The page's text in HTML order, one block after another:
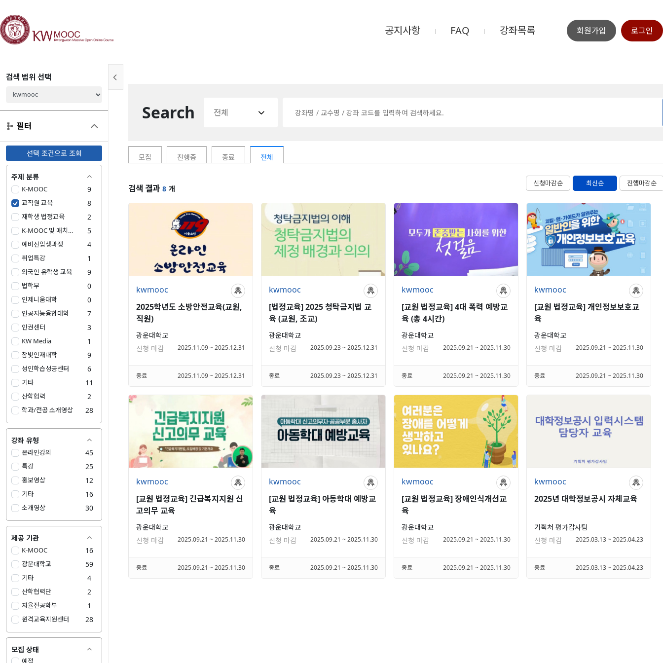
공지사항 FAQ 강좌목록 회원가입 로그인

검색 범위 선택
필터 
선택 조건으로 조회
주제 분류 
K-MOOC 9
교직원 교육 8
재학생 법정교육 2
K-MOOC 및 매치업 강좌 특강 5
예비신입생과정 4
취업특강 1
외국인 유학생 교육 9
법학부 0
인제니움대학 0
인공지능융합대학 7
인권센터 3
KW Media 1
참빛인재대학 9
성인학습성공센터 6
기타 11
산학협력 2
학과/전공 소개영상 28
강좌 유형 
온라인강의 45
특강 25
홍보영상 12
기타 16
소개영상 30
제공 기관 
K-MOOC 16
광운대학교 59
기타 4
산학협력단 2
자율전공학부 1
원격교육지원센터 28
모집 상태 
예정
Search 전체 
모집 진행중 종료 전체
검색 결과 8 개
신청마감순 최신순 진행마감순
kwmooc
2025학년도 소방안전교육(교원,
직원)
광운대학교
신청 마감
2025.11.09 ~ 2025.12.31
종료 2025.11.09 ~ 2025.12.31
kwmooc
[법정교육] 2025 청탁금지법 교
육 (교원, 조교)
광운대학교
신청 마감
2025.09.23 ~ 2025.12.31
종료 2025.09.23 ~ 2025.12.31
kwmooc
[교원 법정교육] 4대 폭력 예방교
육 (총 4시간)
광운대학교
신청 마감
2025.09.21 ~ 2025.11.30
종료 2025.09.21 ~ 2025.11.30
kwmooc
[교원 법정교육] 개인정보보호교
육
광운대학교
신청 마감
2025.09.21 ~ 2025.11.30
종료 2025.09.21 ~ 2025.11.30
kwmooc
[교원 법정교육] 긴급복지지원 신
고의무 교육
광운대학교
신청 마감
2025.09.21 ~ 2025.11.30
종료 2025.09.21 ~ 2025.11.30
kwmooc
[교원 법정교육] 아동학대 예방교
육
광운대학교
신청 마감
2025.09.21 ~ 2025.11.30
종료 2025.09.21 ~ 2025.11.30
kwmooc
[교원 법정교육] 장애인식개선교
육
광운대학교
신청 마감
2025.09.21 ~ 2025.11.30
종료 2025.09.21 ~ 2025.11.30
kwmooc
2025년 대학정보공시 자체교육
기획처 평가감사팀
신청 마감
2025.03.13 ~ 2025.04.23
종료 2025.03.13 ~ 2025.04.23